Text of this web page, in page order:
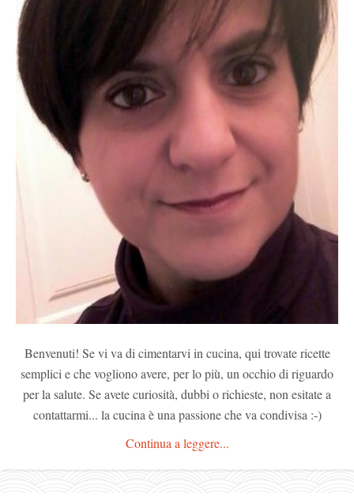
Benvenuti! Se vi va di cimentarvi in cucina, qui trovate ricette
semplici e che vogliono avere, per lo più, un occhio di riguardo
per la salute. Se avete curiosità, dubbi o richieste, non esitate a
contattarmi... la cucina è una passione che va condivisa :-)
Continua a leggere...